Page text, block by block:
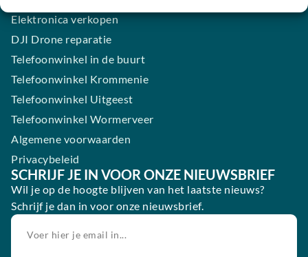
Elektronica verkopen
DJI Drone reparatie
Telefoonwinkel in de buurt
Telefoonwinkel Krommenie
Telefoonwinkel Uitgeest
Telefoonwinkel Wormerveer
Algemene voorwaarden
Privacybeleid
SCHRIJF JE IN VOOR ONZE NIEUWSBRIEF
Wil je op de hoogte blijven van het laatste nieuws?
Schrijf je dan in voor onze nieuwsbrief.